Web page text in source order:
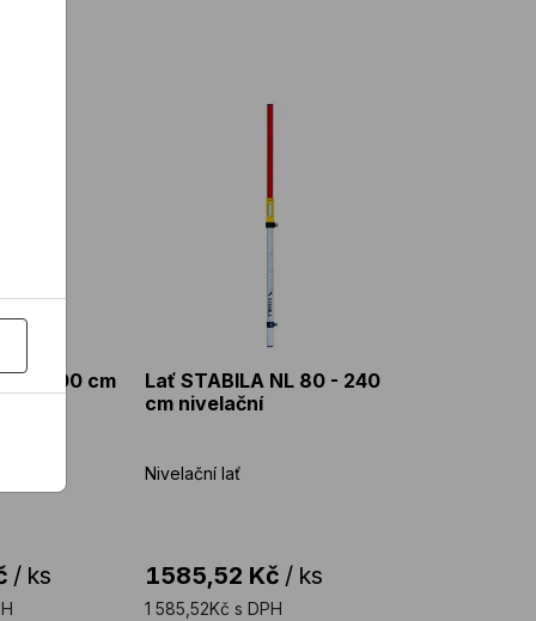
500 cm
/ ks
Lať STABILA NL 80 - 240 cm nivelační
Lať STABILA NL 80 - 240
cm nivelační
Nivelační lať
1585,52 Kč / ks
1 585,52Kč s DPH